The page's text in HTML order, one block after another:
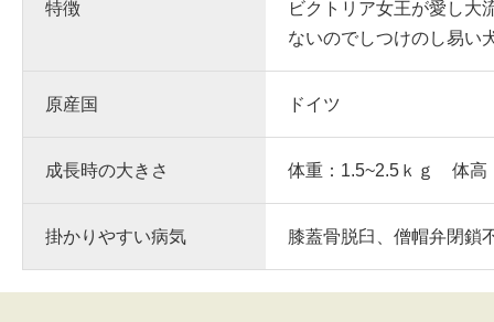
特徴
ビクトリア女王が愛し大
ないのでしつけのし易い
原産国 ドイツ
成長時の大きさ 体重：1.5~2.5ｋｇ 体高
掛かりやすい病気 膝蓋骨脱臼、僧帽弁閉鎖